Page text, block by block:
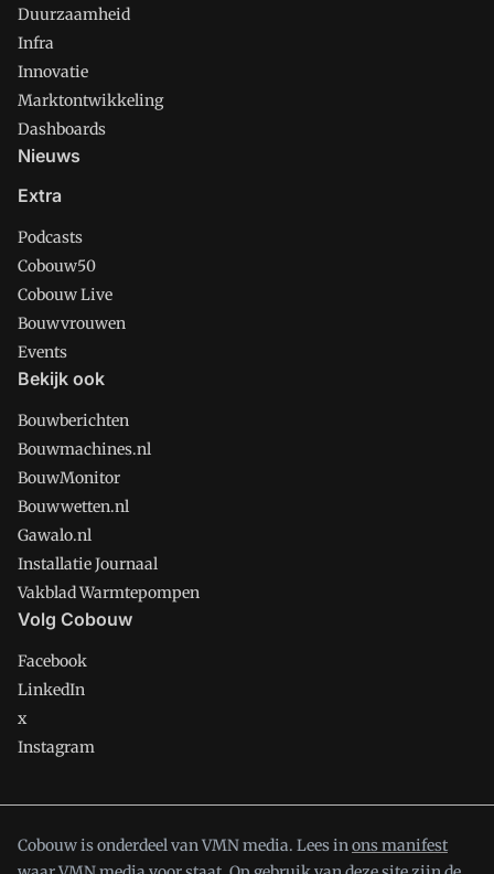
Duurzaamheid
Infra
Innovatie
Marktontwikkeling
Dashboards
Nieuws
Extra
Podcasts
Cobouw50
Cobouw Live
Bouwvrouwen
Events
Bekijk ook
Bouwberichten
Bouwmachines.nl
BouwMonitor
Bouwwetten.nl
Gawalo.nl
Installatie Journaal
Vakblad Warmtepompen
Volg Cobouw
Facebook
LinkedIn
x
Instagram
Cobouw is onderdeel van VMN media. Lees inons manifest